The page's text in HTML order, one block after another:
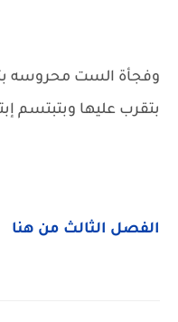
وفجأة الست محروسه
بتقرب عليها وبتبتسم
الفصل الثالث من هنا